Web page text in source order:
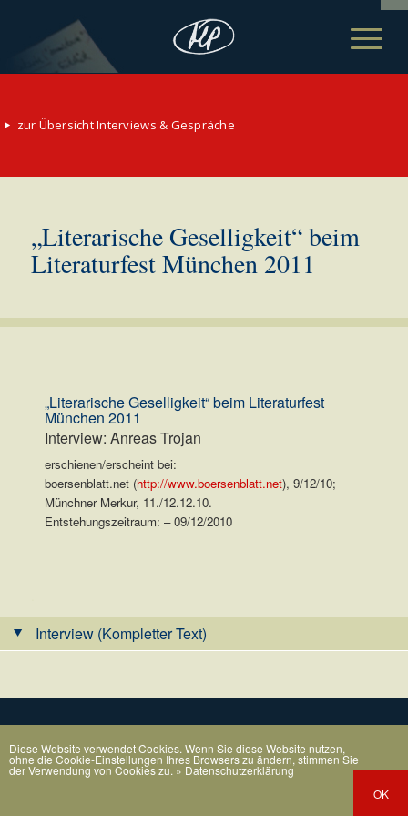
zur Übersicht Interviews & Gespräche
„Literarische Geselligkeit“ beim
Literaturfest München 2011
„Literarische Geselligkeit“ beim Literaturfest
München 2011
Interview: Anreas Trojan
erschienen/erscheint bei:
boersenblatt.net (http://www.boersenblatt.net), 9/12/10;
Münchner Merkur, 11./12.12.10.
Entstehungszeitraum: – 09/12/2010
Interview (Kompletter Text)
Diese Website verwendet Cookies. Wenn Sie diese Website nutzen,
ohne die Cookie-Einstellungen Ihres Browsers zu ändern, stimmen Sie
der Verwendung von Cookies zu. » Datenschutzerklärung
OK